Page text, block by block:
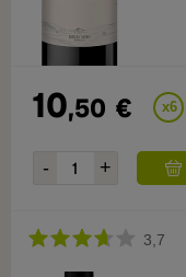
10,50 € x6
3,7